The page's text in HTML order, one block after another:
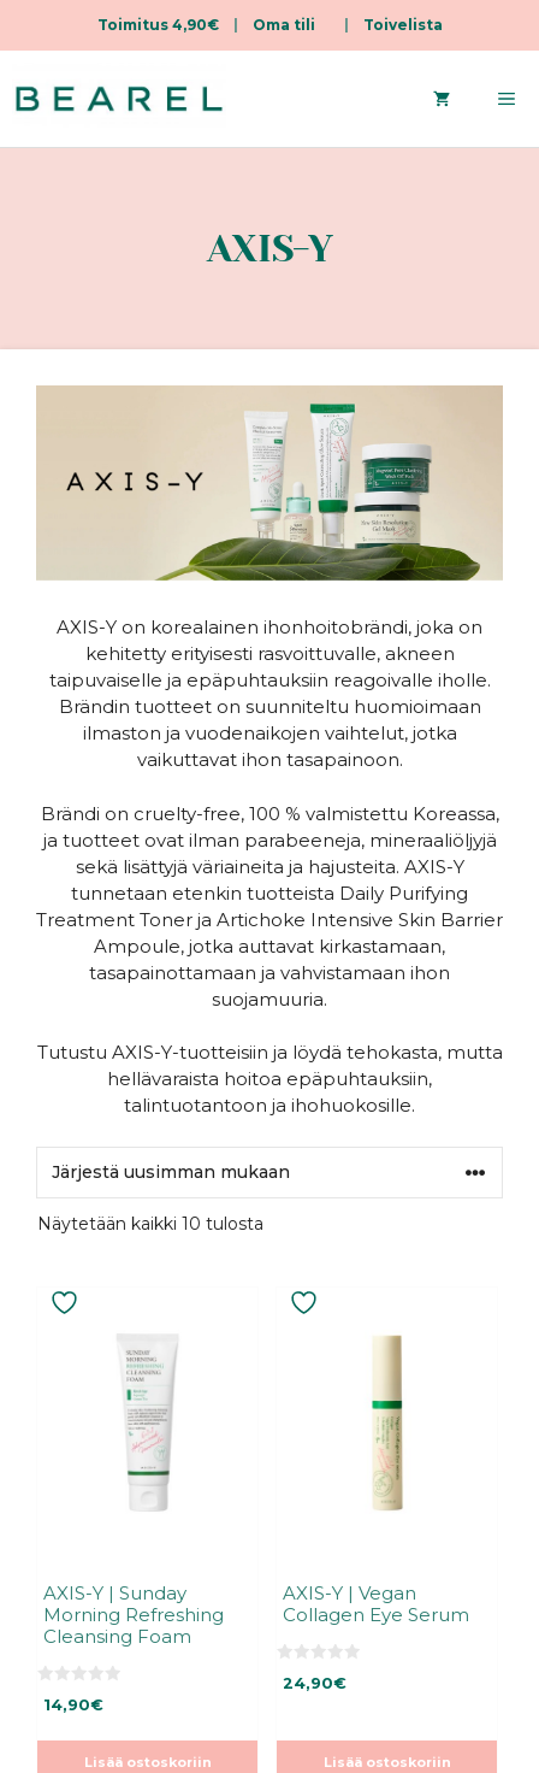
Toimitus 4,90€| Oma tili Toivelista
sisältöön
AXIS-Y
AXIS-Y on korealainen ihonhoitobrändi, joka on
kehitetty erityisesti rasvoittuvalle, akneen
taipuvaiselle ja epäpuhtauksiin reagoivalle iholle.
Brändin tuotteet on suunniteltu huomioimaan
ilmaston ja vuodenaikojen vaihtelut, jotka
vaikuttavat ihon tasapainoon.
Brändi on cruelty-free, 100 % valmistettu Koreassa,
ja tuotteet ovat ilman parabeeneja, mineraaliöljyjä
sekä lisättyjä väriaineita ja hajusteita. AXIS-Y
tunnetaan etenkin tuotteista Daily Purifying
Treatment Toner ja Artichoke Intensive Skin Barrier
Ampoule, jotka auttavat kirkastamaan,
tasapainottamaan ja vahvistamaan ihon
suojamuuria.
Tutustu AXIS-Y-tuotteisiin ja löydä tehokasta, mutta
hellävaraista hoitoa epäpuhtauksiin,
talintuotantoon ja ihohuokosille.
Näytetään kaikki 10 tulosta
AXIS-Y | Sunday
Morning Refreshing
Cleansing Foam
0
s
14,90€
Lisää ostoskoriin
AXIS-Y | Vegan
Collagen Eye Serum
0
524,90€
Lisää ostoskoriin